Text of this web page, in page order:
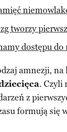
tworzy
dostępu
amnezji, na
. Czyli
z
formują